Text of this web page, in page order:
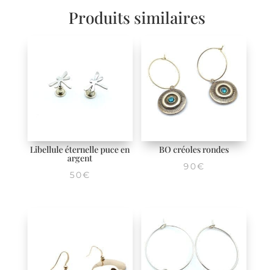
Produits similaires
Libellule éternelle puce en
argent
50€
BO créoles rondes
90€